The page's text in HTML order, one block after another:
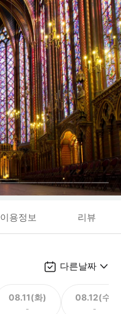
이용정보 리뷰
다른날짜
08.11(화)
-
08.12(수)
-